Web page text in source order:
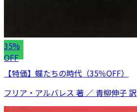
35%
OFF
【特価】蝶たちの時代（35％OFF）
フリア・アルバレス 著 ／ 青柳伸子 訳